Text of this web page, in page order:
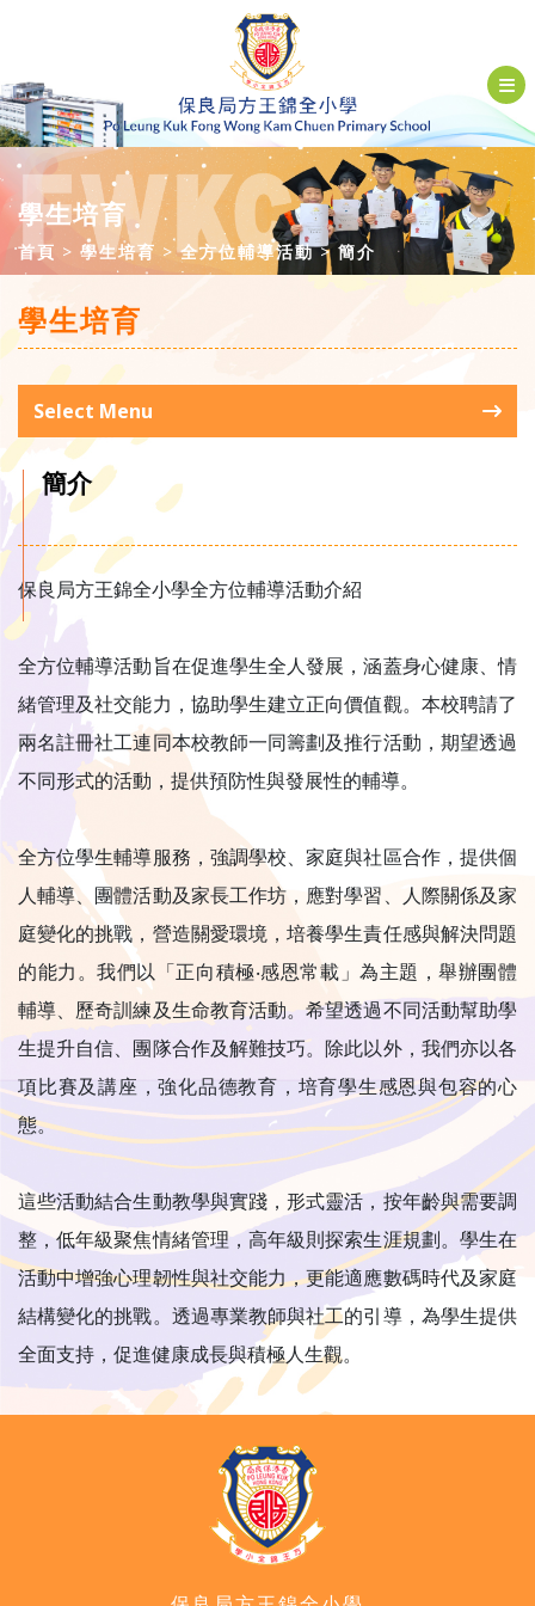
學生培育
首頁 學生培育 全方位輔導活動 簡介
學生培育
Select Menu
簡介
保良局方王錦全小學全方位輔導活動介紹
全方位輔導活動旨在促進學生全人發展，涵蓋身心健康、情
緒管理及社交能力，協助學生建立正向價值觀。本校聘請了
兩名註冊社工連同本校教師一同籌劃及推行活動，期望透過
不同形式的活動，提供預防性與發展性的輔導。
全方位學生輔導服務，強調學校、家庭與社區合作，提供個
人輔導、團體活動及家長工作坊，應對學習、人際關係及家
庭變化的挑戰，營造關愛環境，培養學生責任感與解決問題
的能力。我們以「正向積極‧感恩常載」為主題，舉辦團體
輔導、歷奇訓練及生命教育活動。希望透過不同活動幫助學
生提升自信、團隊合作及解難技巧。除此以外，我們亦以各
項比賽及講座，強化品德教育，培育學生感恩與包容的心
態。
這些活動結合生動教學與實踐，形式靈活，按年齡與需要調
整，低年級聚焦情緒管理，高年級則探索生涯規劃。學生在
活動中增強心理韌性與社交能力，更能適應數碼時代及家庭
結構變化的挑戰。透過專業教師與社工的引導，為學生提供
全面支持，促進健康成長與積極人生觀。